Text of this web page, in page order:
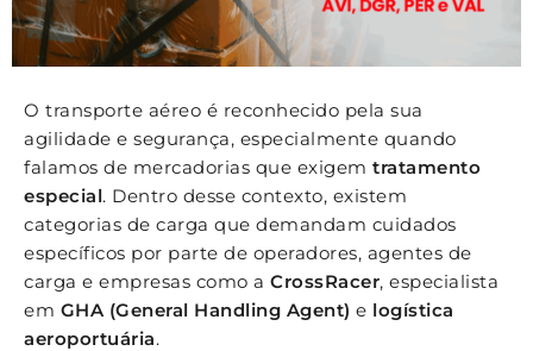
O transporte aéreo é reconhecido pela sua
agilidade e segurança, especialmente quando
falamos de mercadorias que exigem tratamento
especial. Dentro desse contexto, existem
categorias de carga que demandam cuidados
específicos por parte de operadores, agentes de
carga e empresas como a CrossRacer, especialista
em GHA (General Handling Agent) e logística
aeroportuária.